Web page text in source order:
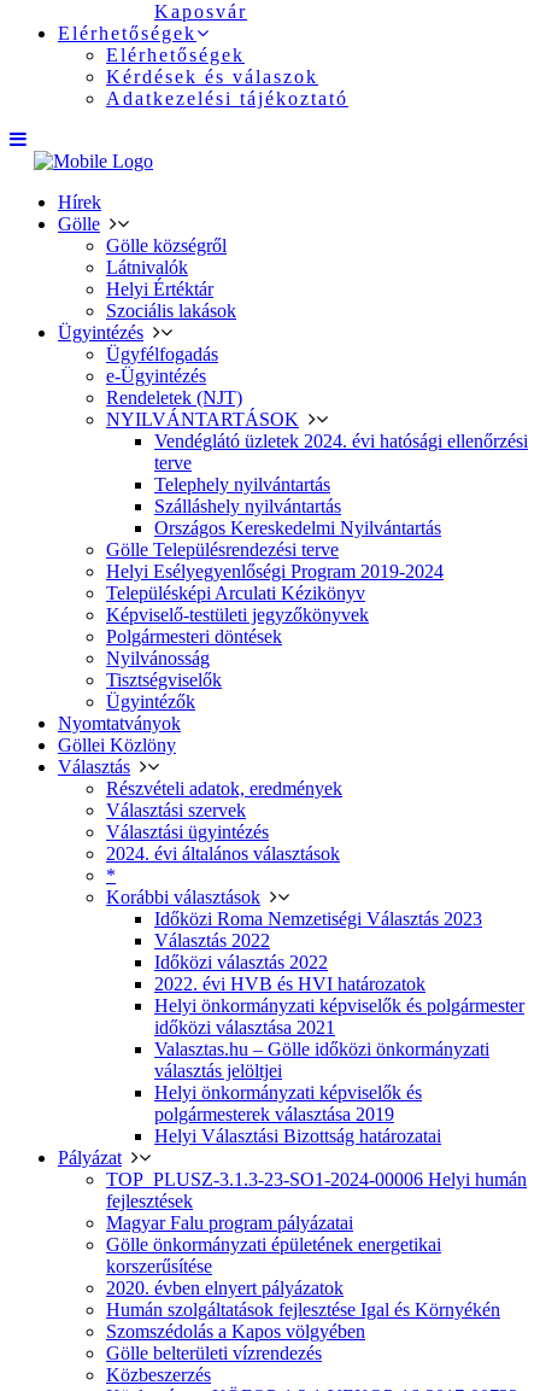
Kaposvár
Elérhetőségek
Elérhetőségek
Kérdések és válaszok
Adatkezelési tájékoztató
Hírek
Gölle
Gölle községről
Látnivalók
Helyi Értéktár
Szociális lakások
Ügyintézés
Ügyfélfogadás
e-Ügyintézés
Rendeletek (NJT)
NYILVÁNTARTÁSOK
Vendéglátó üzletek 2024. évi hatósági ellenőrzési
terve
Telephely nyilvántartás
Szálláshely nyilvántartás
Országos Kereskedelmi Nyilvántartás
Gölle Településrendezési terve
Helyi Esélyegyenlőségi Program 2019-2024
Településképi Arculati Kézikönyv
Képviselő-testületi jegyzőkönyvek
Polgármesteri döntések
Nyilvánosság
Tisztségviselők
Ügyintézők
Nyomtatványok
Göllei Közlöny
Választás
Részvételi adatok, eredmények
Választási szervek
Választási ügyintézés
2024. évi általános választások
*
Korábbi választások
Időközi Roma Nemzetiségi Választás 2023
Választás 2022
Időközi választás 2022
2022. évi HVB és HVI határozatok
Helyi önkormányzati képviselők és polgármester
időközi választása 2021
Valasztas.hu – Gölle időközi önkormányzati
választás jelöltjei
Helyi önkormányzati képviselők és
polgármesterek választása 2019
Helyi Választási Bizottság határozatai
Pályázat
TOP_PLUSZ-3.1.3-23-SO1-2024-00006 Helyi humán
fejlesztések
Magyar Falu program pályázatai
Gölle önkormányzati épületének energetikai
korszerűsítése
2020. évben elnyert pályázatok
Humán szolgáltatások fejlesztése Igal és Környékén
Szomszédolás a Kapos völgyében
Gölle belterületi vízrendezés
Közbeszerzés